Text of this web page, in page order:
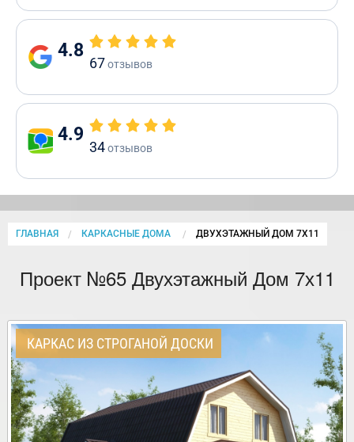
4.8
67отзывов
4.9
34отзывов
ГЛАВНАЯ КАРКАСНЫЕ ДОМА CURRENT:
ДВУХЭТАЖНЫЙ ДОМ 7Х11
Проект №65 Двухэтажный Дом 7х11
КАРКАС ИЗ СТРОГАНОЙ ДОСКИ